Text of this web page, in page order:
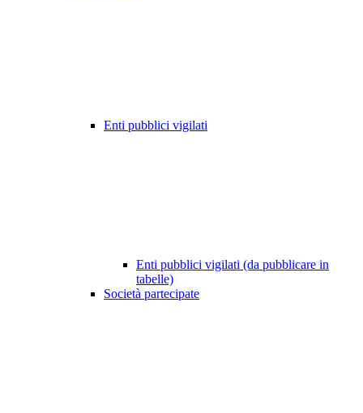
Enti pubblici vigilati
Enti pubblici vigilati (da pubblicare in
tabelle)
Società partecipate